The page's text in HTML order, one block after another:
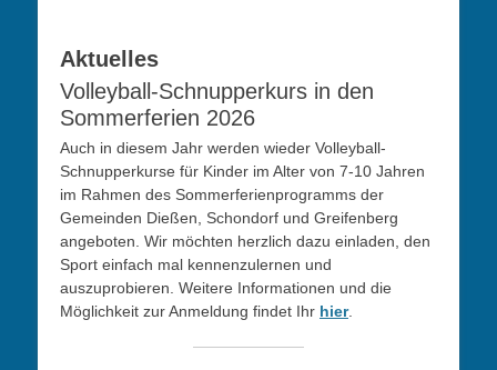
Aktuelles
Volleyball-Schnupperkurs in den
Sommerferien 2026
Auch in diesem Jahr werden wieder Volleyball-
Schnupperkurse für Kinder im Alter von 7-10 Jahren
im Rahmen des Sommerferienprogramms der
Gemeinden Dießen, Schondorf und Greifenberg
angeboten. Wir möchten herzlich dazu einladen, den
Sport einfach mal kennenzulernen und
auszuprobieren. Weitere Informationen und die
Möglichkeit zur Anmeldung findet Ihr hier.